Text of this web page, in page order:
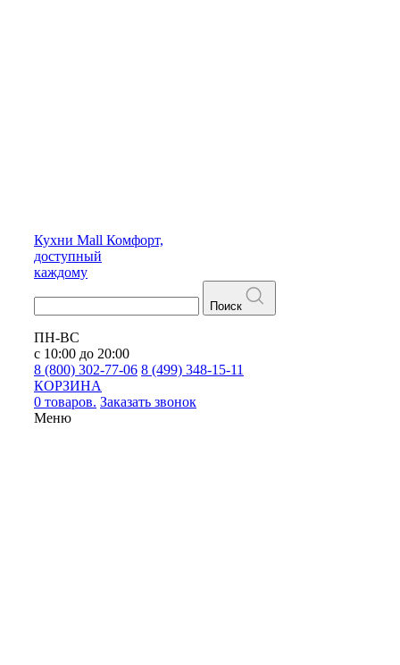
Кухни Mall Комфорт,
доступный
каждому
Поиск
ПН-ВС
с 10:00 до 20:00
8 (800) 302-77-06 8 (499) 348-15-11
КОРЗИНА
0 товаров. Заказать звонок
Меню